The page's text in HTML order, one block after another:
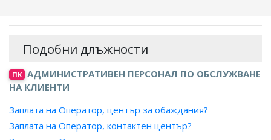
Подобни длъжности
ПК АДМИНИСТРАТИВЕН ПЕРСОНАЛ ПО ОБСЛУЖВАНЕ
НА КЛИЕНТИ
Заплата на Оператор, център за обаждания?
Заплата на Оператор, контактен център?